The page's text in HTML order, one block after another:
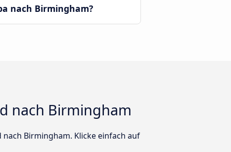
nach Birmingham?
nach Birmingham
Birmingham. Klicke einfach auf